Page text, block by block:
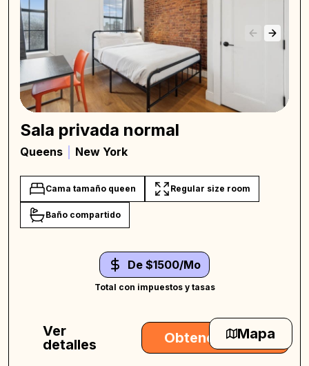
Sala privada normal
Queens New York
Cama tamaño queen Regular size room
Baño compartido
De $1500/Mo
Total con impuestos y tasas
Ver
detalles
Obtener oferta
Mapa